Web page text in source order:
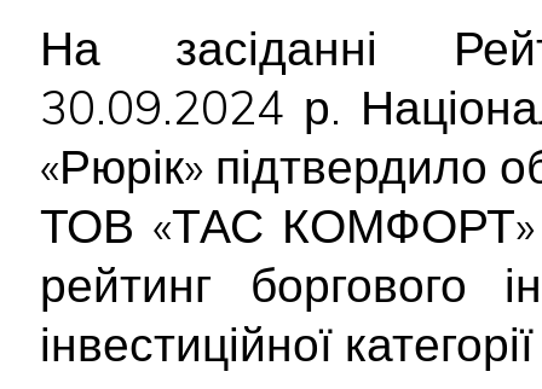
На засіданні
30.09.2024 р.
«Рюрік» підтвердило
ТОВ «ТАС КОМФОРТ»
рейтинг боргового
інвестиційної